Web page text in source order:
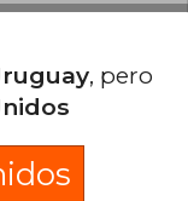
lo esperado
No es útil
, pero